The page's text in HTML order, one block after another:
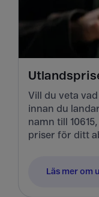
Vill du veta
innan du
namn till
priser för ditt
Läs mer om